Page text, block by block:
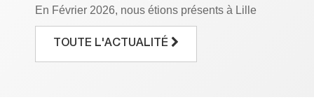
En Février 2026, nous étions présents à Lille
Grand Palais à l’occasion du salon NORDBAT,
le rendez-vous incontournable des
professionnels du bâtiment. Pendant trois jours,
TOUTE L'ACTUALITÉ